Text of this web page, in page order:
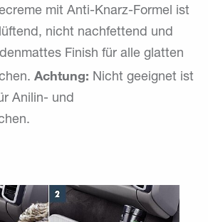
mit Anti-Knarz-Formel ist
nicht nachfettend und
Finish für alle glatten
Achtung: Nicht geeignet ist
Anilin- und